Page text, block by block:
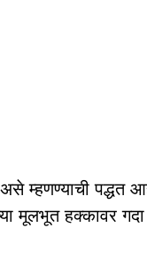
म्हणण्याची पद्धत
मूलभूत हक्कावर